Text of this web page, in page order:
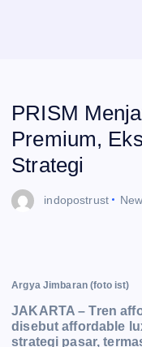
PRISM
Premium,
Strategi
indopostrust
Argya Jimbaran (foto ist)
JAKARTA – Tren
disebut affordable
strategi pasar,